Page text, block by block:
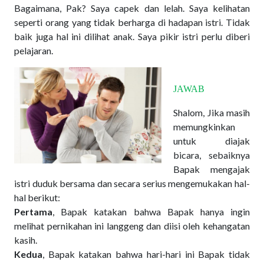
Bagaimana, Pak? Saya capek dan lelah. Saya kelihatan
seperti orang yang tidak berharga di hadapan istri. Tidak
baik juga hal ini dilihat anak. Saya pikir istri perlu diberi
pelajaran.
JAWAB
Shalom, Jika masih
memungkinkan
untuk diajak
bicara, sebaiknya
Bapak mengajak
istri duduk bersama dan secara serius mengemukakan hal-
hal berikut:
Pertama, Bapak katakan bahwa Bapak hanya ingin
melihat pernikahan ini langgeng dan diisi oleh kehangatan
kasih.
Kedua, Bapak katakan bahwa hari-hari ini Bapak tidak